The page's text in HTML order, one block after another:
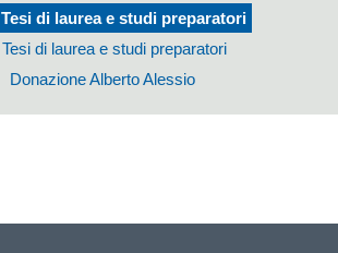
Tesi di laurea e studi preparatori
Tesi di laurea e studi preparatori
Donazione Alberto Alessio